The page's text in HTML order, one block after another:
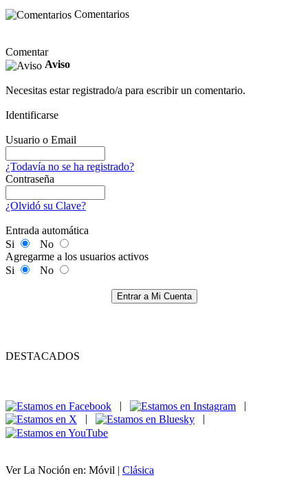
Comentarios
Comentar
Aviso
Necesitas estar registrado/a para escribir un comentario.
Identificarse
Usuario o Email
¿Todavía no se ha registrado?
Contraseña
¿Olvidó su Clave?
Entrada automática
Si
No
Agregarme a los usuarios activos
Si
No
Entrar a Mi Cuenta
DESTACADOS
|
|
|
|
Ver La Noción en: Móvil | Clásica